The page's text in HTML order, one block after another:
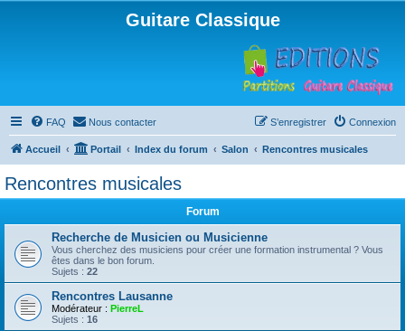
Guitare Classique
FAQ Nous contacter Connexion
S’enregistrer
Accueil Portail Index du forum Salon Rencontres musicales
Rencontres musicales
Forum
Recherche de Musicien ou Musicienne
Vous cherchez des musiciens pour créer une formation instrumental ? Vous
êtes dans le bon forum.
Sujets : 22
Rencontres Lausanne
Modérateur : PierreL
Sujets : 16